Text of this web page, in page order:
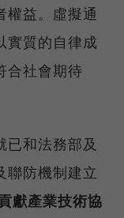
權益。虛擬通
實質的自律成
合社會期待
已和法務部及
聯防機制建立
獻產業技術協